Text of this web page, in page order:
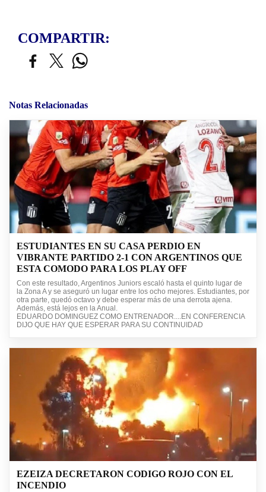
COMPARTIR:
Notas Relacionadas
ESTUDIANTES EN SU CASA PERDIO EN
VIBRANTE PARTIDO 2-1 CON ARGENTINOS QUE
ESTA COMODO PARA LOS PLAY OFF
Con este resultado, Argentinos Juniors escaló hasta el quinto lugar de
la Zona A y se aseguró un lugar entre los ocho mejores. Estudiantes, por
otra parte, quedó octavo y debe esperar más de una derrota ajena.
Además, está lejos en la Anual.
EDUARDO DOMINGUEZ COMO ENTRENADOR....EN CONFERENCIA
DIJO QUE HAY QUE ESPERAR PARA SU CONTINUIDAD
EZEIZA DECRETARON CODIGO ROJO CON EL
INCENDIO